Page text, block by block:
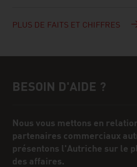
PLUS DE FAITS ET CHIFFRES
Assistance et interlocuteur/
BESOIN D'AIDE ?
Nous vous mettons en
partenaires commerciaux
présentons l'Autriche sur le
des affaires.